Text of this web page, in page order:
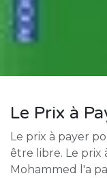
Le Prix à
Le prix à payer
être libre. Le prix
Mohammed l'a